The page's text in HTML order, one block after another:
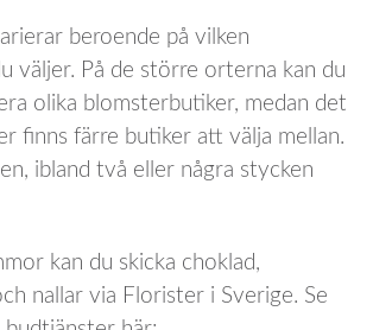
beroende på vilken
väljer. På de större orterna kan du
olika blomsterbutiker, medan det
finns färre butiker att välja mellan.
en, ibland två eller några stycken
kan du skicka choklad,
nallar via Florister i Sverige. Se